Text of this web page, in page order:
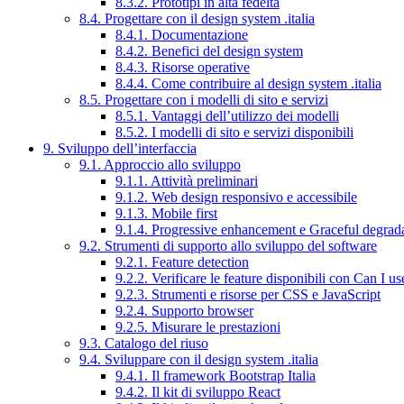
8.4. Progettare con il design system .italia
8.4.1. Documentazione
8.4.2. Benefici del design system
8.4.3. Risorse operative
8.4.4. Come contribuire al design system .italia
8.5. Progettare con i modelli di sito e servizi
8.5.1. Vantaggi dell’utilizzo dei modelli
8.5.2. I modelli di sito e servizi disponibili
9. Sviluppo dell’interfaccia
9.1. Approccio allo sviluppo
9.1.1. Attività preliminari
9.1.2. Web design responsivo e accessibile
9.1.3. Mobile first
9.1.4. Progressive enhancement e Graceful
9.2. Strumenti di supporto allo sviluppo del software
9.2.1. Feature detection
9.2.2. Verificare le feature disponibili con Can I
9.2.3. Strumenti e risorse per CSS e JavaScript
9.2.4. Supporto browser
9.2.5. Misurare le prestazioni
9.3. Catalogo del riuso
9.4. Sviluppare con il design system .italia
9.4.1. Il framework Bootstrap Italia
9.4.2. Il kit di sviluppo React